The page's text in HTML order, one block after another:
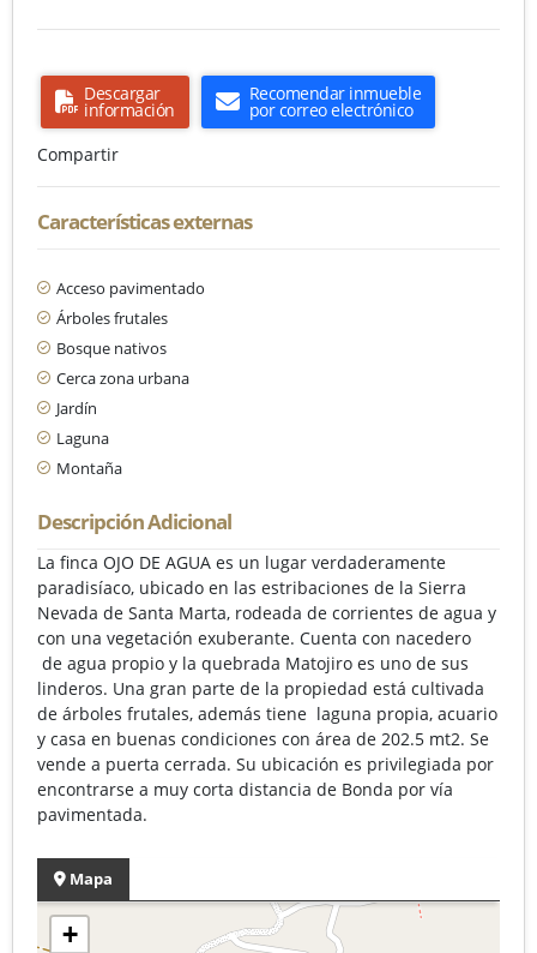
Descargar
información
Recomendar inmueble
por correo electrónico
Compartir
Características externas
Acceso pavimentado
Árboles frutales
Bosque nativos
Cerca zona urbana
Jardín
Laguna
Montaña
Descripción Adicional
La finca OJO DE AGUA es un lugar verdaderamente
paradisíaco, ubicado en las estribaciones de la Sierra
Nevada de Santa Marta, rodeada de corrientes de agua y
con una vegetación exuberante. Cuenta con nacedero
de agua propio y la quebrada Matojiro es uno de sus
linderos. Una gran parte de la propiedad está cultivada
de árboles frutales, además tiene laguna propia, acuario
y casa en buenas condiciones con área de 202.5 mt2. Se
vende a puerta cerrada. Su ubicación es privilegiada por
encontrarse a muy corta distancia de Bonda por vía
pavimentada.
Mapa
+